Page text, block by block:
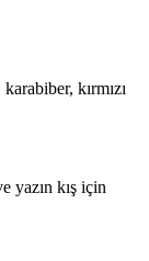
kırmızı
yazın kış için